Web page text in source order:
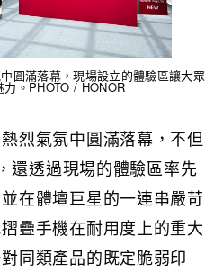
圓滿落幕，現場設立的體驗區讓大眾
。PHOTO / HONOR
烈氣氛中圓滿落幕，不但
還透過現場的體驗區率先
在體壇巨星的一連串嚴苛
疊手機在耐用度上的重大
同類產品的既定脆弱印